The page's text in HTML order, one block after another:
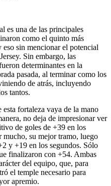
es una de las principales
como el quinto más
eso sin mencionar el potencial
Sin embargo, las
determinantes en la
pasada, al terminar como los
de atrás, incluyendo
tantos.
fortaleza vaya de la mano
no deja de impresionar ver
de goles de +39 en los
mucho, su mejor tramo, luego
y +19 en los segundos. Sólo
finalizaron con +54. Ambas
del equipo, que, para
el temple necesario para
apremio.